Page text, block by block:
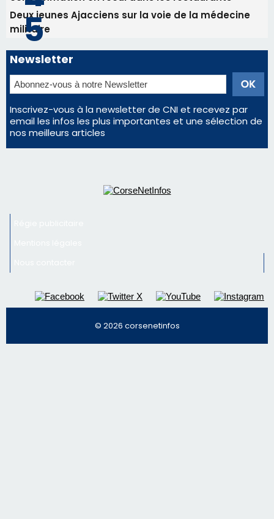
Les plus lus
Satine Nomary est la nouvelle Miss Corse 2026
Éclipse du 12 août : la Corse aux premières loges
d'un spectacle qui ne reviendra pas avant 2081
La gendarmerie alerte les restaurateurs corses
face à une nouvelle escroquerie au faux vendeur de
vin
En Corse, un début de saison marqué par une
consommation en recul dans les restaurants
nos meilleurs articles